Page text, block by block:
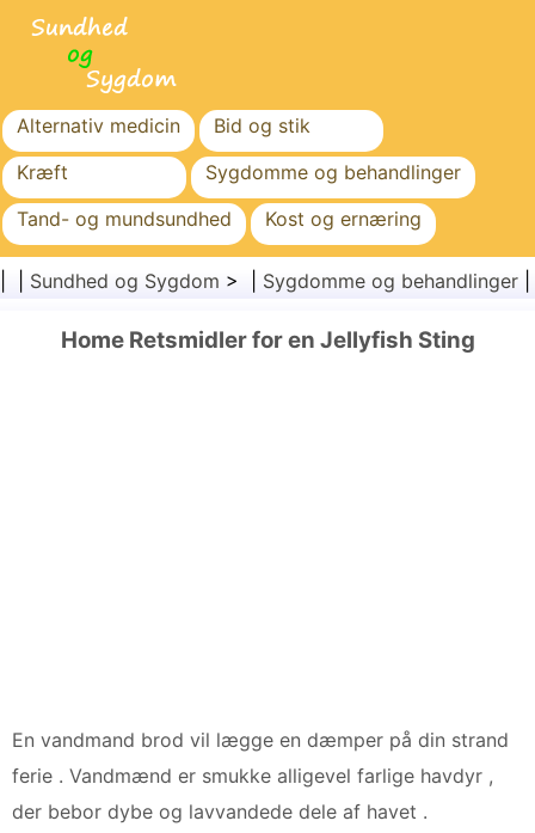
Alternativ medicin
Bid og stik
Kræft
Sygdomme og behandlinger
Tand- og mundsundhed
Kost og ernæring
Familiesundhed
Sundhedssektoren
Sundhed og Sygdom > | Sygdomme og behandlinger
Home Retsmidler for en Jellyfish Sting
En vandmand brod vil lægge en dæmper på din strand
ferie . Vandmænd er smukke alligevel farlige havdyr ,
der bebor dybe og lavvandede dele af havet .